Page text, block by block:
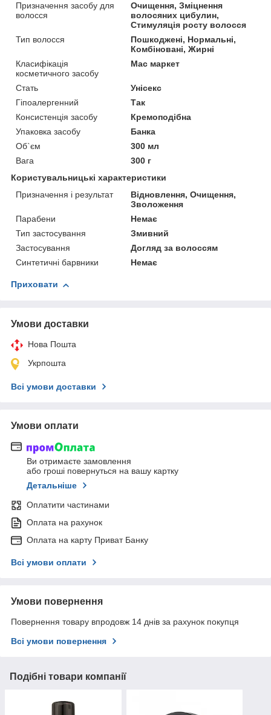
Призначення засобу для
волосся
Очищення, Зміцнення
волосяних цибулин,
Стимуляція росту волосся
Тип волосся
Пошкоджені, Нормальні,
Комбіновані, Жирні
Класифікація
косметичного засобу
Мас маркет
Стать
Унісекс
Гіпоалергенний
Так
Консистенція засобу
Кремоподібна
Упаковка засобу
Банка
Об`єм
300 мл
Вага
300 г
Користувальницькі характеристики
Призначення і результат
Відновлення, Очищення,
Зволоження
Парабени
Немає
Тип застосування
Змивний
Застосування
Догляд за волоссям
Синтетичні барвники
Немає
Приховати
Умови доставки
Нова Пошта
Укрпошта
Всі умови доставки
Умови оплати
Ви отримаєте замовлення
або гроші повернуться на вашу картку
Детальніше
Оплатити частинами
Оплата на рахунок
Оплата на карту Приват Банку
Всі умови оплати
Умови повернення
Повернення товару впродовж 14 днів за рахунок покупця
Всі умови повернення
Подібні товари компанії